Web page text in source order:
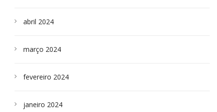
abril 2024
março 2024
fevereiro 2024
janeiro 2024